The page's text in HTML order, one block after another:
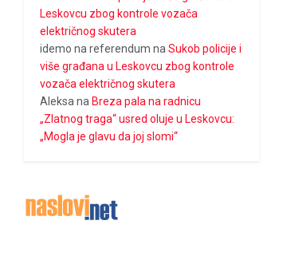
Leskovcu zbog kontrole vozača
električnog skutera
idemo na referendum naSukob policije i
više građana u Leskovcu zbog kontrole
vozača električnog skutera
Aleksa na Breza pala na radnicu
„Zlatnog traga“ usred oluje u Leskovcu:
„Mogla je glavu da joj slomi“